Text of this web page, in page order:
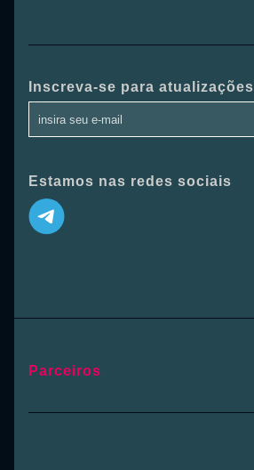
Inscreva-se para atualizações
Estamos nas redes sociais
Parceiros